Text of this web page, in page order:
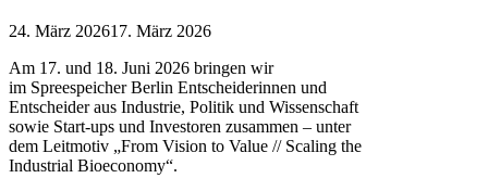
24. März 202617. März 2026
Am 17. und 18. Juni 2026 bringen wir
im Spreespeicher Berlin Entscheiderinnen und
Entscheider aus Industrie, Politik und Wissenschaft
sowie Start-ups und Investoren zusammen – unter
dem Leitmotiv „From Vision to Value // Scaling the
Industrial Bioeconomy“.